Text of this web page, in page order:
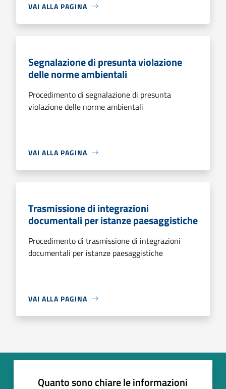
VAI ALLA PAGINA
Segnalazione di presunta violazione
delle norme ambientali
Procedimento di segnalazione di presunta
violazione delle norme ambientali
VAI ALLA PAGINA
Trasmissione di integrazioni
documentali per istanze paesaggistiche
Procedimento di trasmissione di integrazioni
documentali per istanze paesaggistiche
VAI ALLA PAGINA
Quanto sono chiare le informazioni